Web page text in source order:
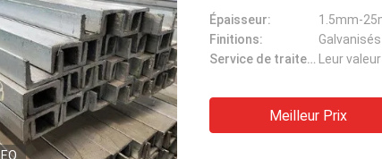
Épaisseur:
1.5mm-
Finitions:
Service de traitement:
Leur
Meilleur Prix